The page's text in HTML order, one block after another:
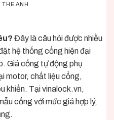
THE ANH
Đây là câu hỏi được nhiều
hệ thống cổng hiện đại
Giá cổng tự động phụ
motor, chất liệu cổng,
khiển. Tạivinalock.vn,
cổng với mức giá hợp lý,